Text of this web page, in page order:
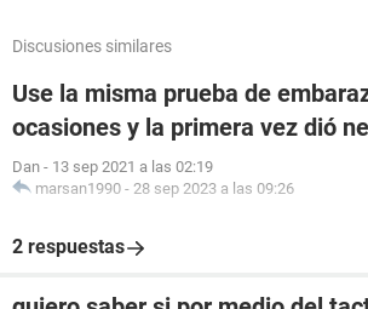
Discusiones similares
Use la misma prueba de
ocasiones y la primera vez dió
Dan - 13 sep 2021 a las 02:19
marsan1990 - 28 sep 2023 a las 09:26
2 respuestas